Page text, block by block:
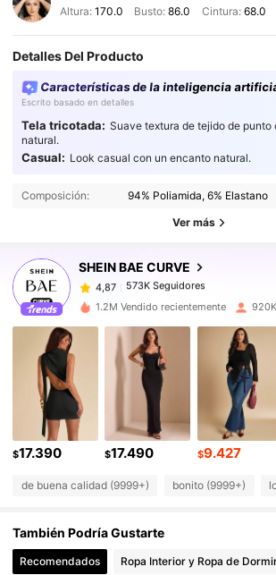
Altura: 170.0 Busto:86.0 Cintura: 68.0
Detalles Del Producto
Características de la inteligencia
Escrito basado en detalles
Tela tricotada: Suave textura de tejido de punto
natural.
Casual: Look casual con un encanto natural.
Composición: 94% Poliamida, 6% Elastano
Ver más
SHEIN BAE CURVE
4,87 573K Seguidores
573K Seguidores
4,87
573K Seguidores
c***9 pagóHace 1 día
4,87 573K Seguidores
573K Seguidores
4,87 573K Seguidores
573K Seguidores
4,87
1.2M Vendido recientemente
$17.390 $17.490 $9.427
de buena calidad (9999+) bonito (9999+)
También Podría Gustarte
Recomendados Ropa Interior y Ropa de